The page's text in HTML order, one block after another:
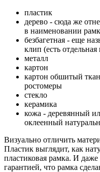
пластик
дерево - сюда же
в наименовании
безбагетная - еще
клип (есть отдельная
металл
картон
картон обшитый
ростомеры
стекло
керамика
кожа - деревянный
оклеенный
Визуально отличить
Пластик выглядит, как
пластиковая рамка. И
гарантией, что рамка